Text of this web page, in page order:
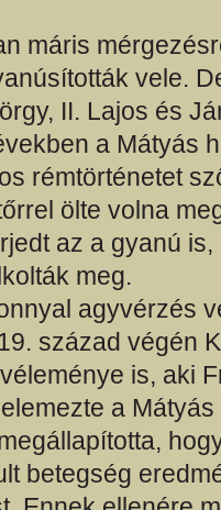
máris
vele.
II. Lajos és
a Mátyás
rémtörténetet
ölte volna
az a gyanú
meg.
agyvérzés
század végén
is, aki
a
betegség